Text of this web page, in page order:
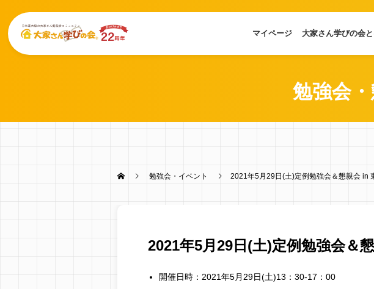
マイページ 大家さん学びの会
勉強会
勉強会・イベント 2021年5月29日(土)定例勉強会＆懇親会 in
2021年5月29日(土)定例勉強会＆
開催日時：2021年5月29日(土)13：30-17：00